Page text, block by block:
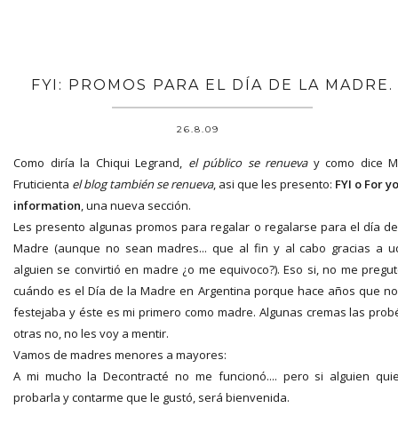
FYI: PROMOS PARA EL DÍA DE LA MADRE.
26.8.09
Como diría la Chiqui Legrand, el público se renuevay como dice
Fruticienta el blog también se renueva, asi que les presento: FYI o For
information, una nueva sección.
Les presento algunas promos para regalar o regalarse para el día
Madre (aunque no sean madres... que al fin y al cabo gracias a
alguien se convirtió en madre ¿o me equivoco?). Eso si, no me
cuándo es el Día de la Madre en Argentina porque hace años que
festejaba y éste es mi primero como madre. Algunas cremas las
otras no, no les voy a mentir.
Vamos de madres menores a mayores:
A mi mucho la Decontracté no me funcionó.... pero si alguien
probarla y contarme que le gustó, será bienvenida.